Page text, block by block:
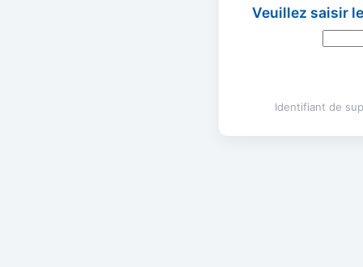
Veuillez saisir
Identifiant de